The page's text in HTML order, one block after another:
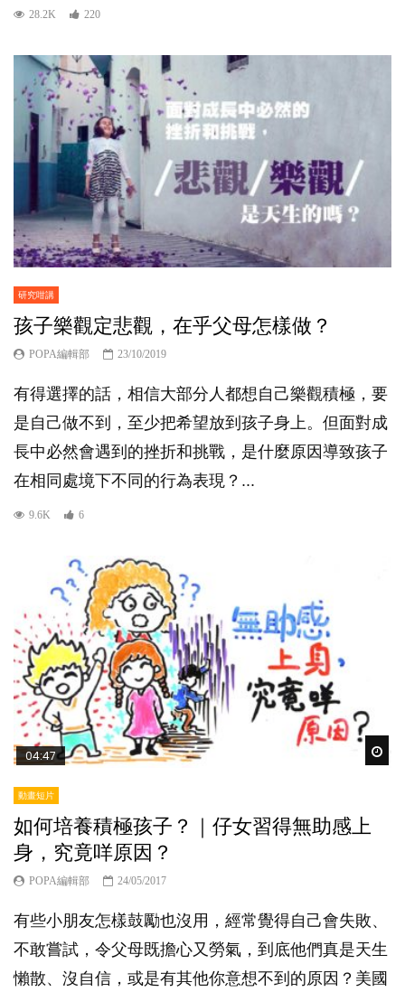
28.2K 220
研究咁講
孩子樂觀定悲觀，在乎父母怎樣做？
POPA編輯部 23/10/2019
有得選擇的話，相信大部分人都想自己樂觀積極，要
是自己做不到，至少把希望放到孩子身上。但面對成
長中必然會遇到的挫折和挑戰，是什麼原因導致孩子
在相同處境下不同的行為表現？...
9.6K 6
04:47
動畫短片
如何培養積極孩子？｜仔女習得無助感上
身，究竟咩原因？
POPA編輯部 24/05/2017
有些小朋友怎樣鼓勵也沒用，經常覺得自己會失敗、
不敢嘗試，令父母既擔心又勞氣，到底他們真是天生
懶散、沒自信，或是有其他你意想不到的原因？美國